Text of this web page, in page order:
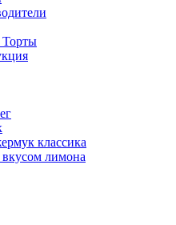
Торты
классика
лимона